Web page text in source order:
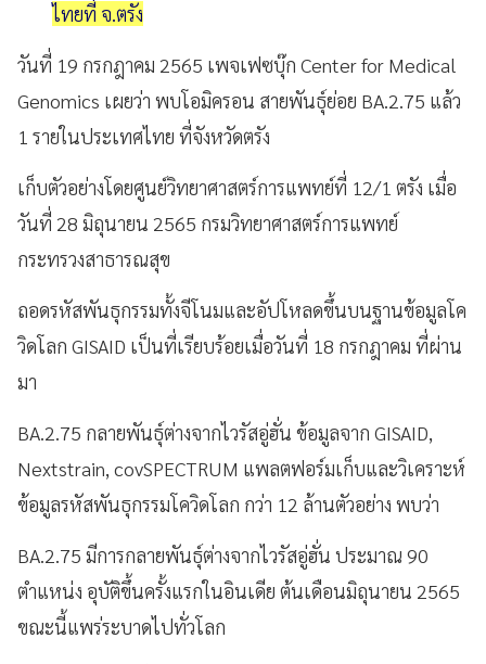
ไทยที่ จ.ตรัง
วันที่ 19 กรกฎาคม 2565 เพจเฟซบุ๊ก Center for Medical
Genomics เผยว่า พบโอมิครอน สายพันธุ์ย่อย BA.2.75 แล้ว
1 รายในประเทศไทย ที่จังหวัดตรัง
เก็บตัวอย่างโดยศูนย์วิทยาศาสตร์การแพทย์ที่ 12/1 ตรัง เมื่อ
วันที่ 28 มิถุนายน 2565 กรมวิทยาศาสตร์การแพทย์
กระทรวงสาธารณสุข
ถอดรหัสพันธุกรรมทั้งจีโนมและอัปโหลดขึ้นบนฐานข้อมูลโค
วิดโลก GISAID เป็นที่เรียบร้อยเมื่อวันที่ 18 กรกฎาคม ที่ผ่าน
มา
BA.2.75 กลายพันธุ์ต่างจากไวรัสอู่ฮั่น ข้อมูลจาก GISAID,
Nextstrain, covSPECTRUM แพลตฟอร์มเก็บและวิเคราะห์
ข้อมูลรหัสพันธุกรรมโควิดโลก กว่า 12 ล้านตัวอย่าง พบว่า
BA.2.75 มีการกลายพันธุ์ต่างจากไวรัสอู่ฮั่น ประมาณ 90
ตำแหน่ง อุบัติขึ้นครั้งแรกในอินเดีย ต้นเดือนมิถุนายน 2565
ขณะนี้แพร่ระบาดไปทั่วโลก